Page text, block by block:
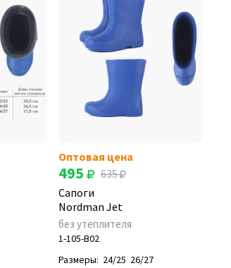
Оптовая цена
495
635
Сапоги
Nordman Jet
без утеплителя
1-105-B02
Размеры: 24/25 26/27